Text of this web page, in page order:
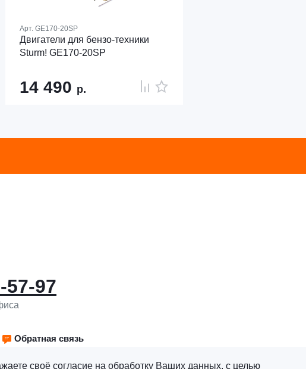
Арт. GE170-20SP
Двигатели для бензо-техники
Sturm! GE170-20SP
14 490 р.
57-97
Обратная связь
своё согласие на обработку Ваших данных, с целью